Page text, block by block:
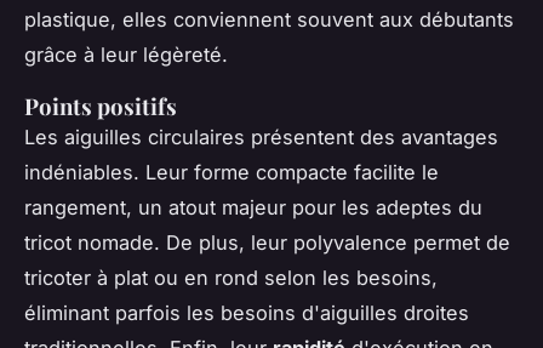
plastique, elles conviennent souvent aux débutants
grâce à leur légèreté.
Points positifs
Les aiguilles circulaires présentent des avantages
indéniables. Leur forme compacte facilite le
rangement, un atout majeur pour les adeptes du
tricot nomade. De plus, leur polyvalence permet de
tricoter à plat ou en rond selon les besoins,
éliminant parfois les besoins d'aiguilles droites